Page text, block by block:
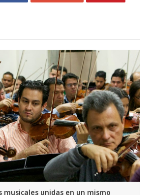
musicales unidas en un mismo